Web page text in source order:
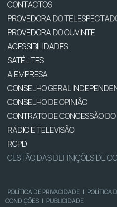
CONTACTOS
PROVEDORA DO
PROVEDORA DO OUVINTE
ACESSIBILIDADES
SATÉLITES
A EMPRESA
CONSELHO GERAL
CONSELHO DE OPINIÃO
CONTRATO DE CONCESSÃO
RÁDIO E TELEVISÃO
RGPD
GESTÃO DAS DEFINIÇÕES DE
POLÍTICA DE PRIVACIDADE | POLÍTICA
CONDIÇÕES | PUBLICIDADE